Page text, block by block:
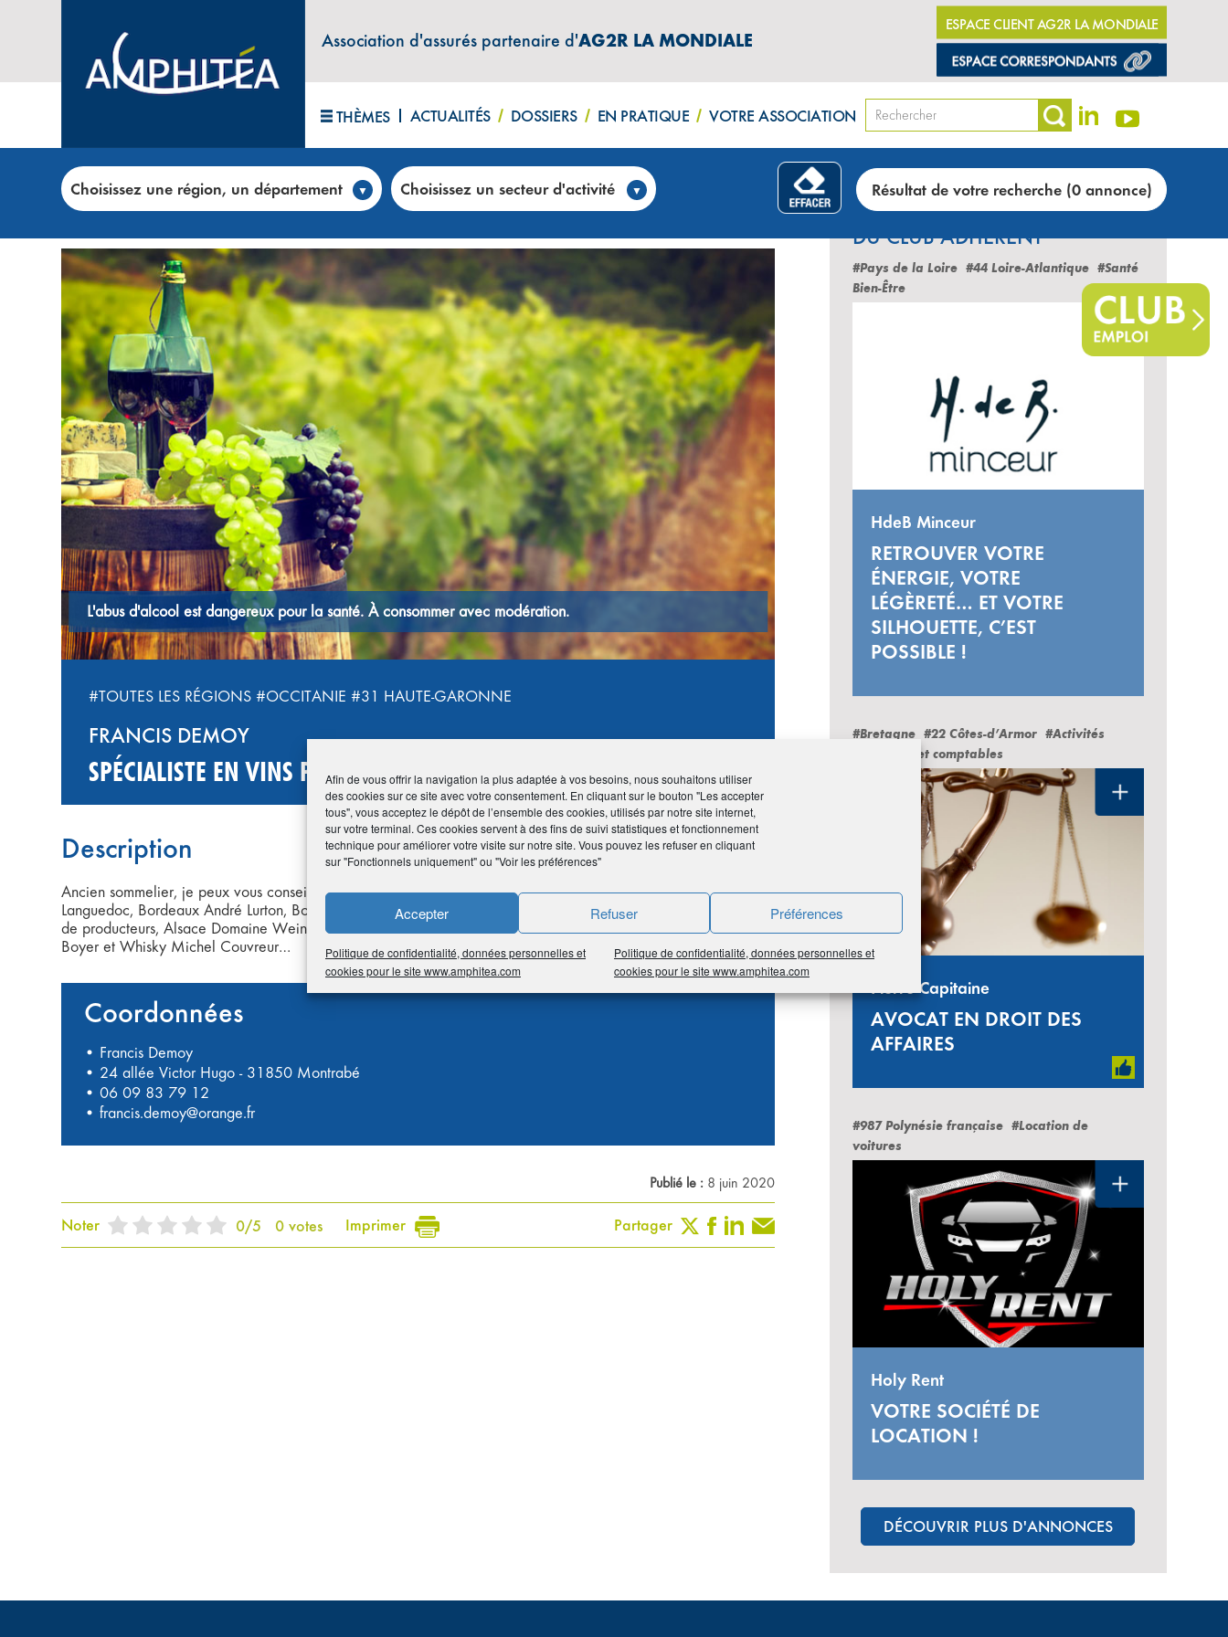
Afin de vous offrir la navigation la plus adaptée à vos besoins, nous souhaitons utiliser
des cookies sur ce site avec votre consentement. En cliquant sur le bouton "Les accepter
tous", vous acceptez le dépôt de l’ensemble des cookies, utilisés par notre site internet,
sur votre terminal. Ces cookies servent à des fins de suivi statistiques et fonctionnement
technique pour améliorer votre visite sur notre site. Vous pouvez les refuser en cliquant
sur "Fonctionnels uniquement" ou "Voir les préférences"
Accepter Refuser Préférences
Politique de confidentialité, données personnelles et
cookies pour le site www.amphitea.com
Politique de confidentialité, données personnelles et
cookies pour le site www.amphitea.com
Association d'assurés partenaire d'AG2R LA MONDIALE
ESPACE CLIENT AG2R LA MONDIALE
THÈMES ACTUALITÉS DOSSIERS EN PRATIQUE VOTRE ASSOCIATION
Choisissez une région, un département Choisissez un secteur d'activité Résultat de votre recherche (0 annonce)
Accueil>Club annonces>FRANCIS DEMOY – Spécialiste en vins pour les restaurants et les cavistes
VINS, CHAMPAGNES ET SPIRITUEUX
L'abus d'alcool est dangereux pour la santé. À consommer avec modération. L'abus d'alcool est dangereux pour la santé. À consommer avec
#TOUTES LES RÉGIONS #OCCITANIE #31 HAUTE-GARONNE
FRANCIS DEMOY
SPÉCIALISTE EN VINS POUR LES RESTAURANTS ET LES CAVISTES
Description
Ancien sommelier, je peux vous conseiller au mieux, pour faire une sélection de vins de qualité du Sud-Ouest,
Languedoc, Bordeaux André Lurton, Bourgogne Louis Jadot et Joseph Burrier, Rhône Guigal et un groupement
de producteurs, Alsace Domaine Weinbach et Binner, Bouquet de Loire, Champagne Ruinart, Spiritueux Jean
Boyer et Whisky Michel Couvreur…
Coordonnées
• Francis Demoy
• 24 allée Victor Hugo - 31850 Montrabé
• 06 09 83 79 12
• francis.demoy@orange.fr
Publié le : 8 juin 2020
Noter 0/5 0 votes Imprimer Partager
LES DERNIÈRES ANNONCES
DU CLUB ADHÉRENT
#Pays de la Loire #44 Loire-Atlantique #Santé
Bien-Être
HdeB Minceur
RETROUVER VOTRE
ÉNERGIE, VOTRE
LÉGÈRETÉ… ET VOTRE
SILHOUETTE, C’EST
POSSIBLE !
#Bretagne #22 Côtes-d’Armor #Activités
juridiques et comptables
Pierre Capitaine
AVOCAT EN DROIT DES
AFFAIRES
#987 Polynésie française #Location de
voitures
Holy Rent
VOTRE SOCIÉTÉ DE
LOCATION !
DÉCOUVRIR PLUS D'ANNONCES